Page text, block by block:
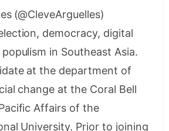
(@CleveArguelles)
democracy, digital
in Southeast Asia.
at the department of
change at the Coral Bell
Affairs of the
University. Prior to joining